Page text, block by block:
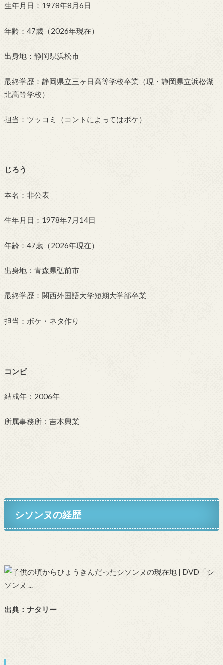
生年月日：1978年8月6日
年齢：47歳（2026年現在）
出身地：静岡県浜松市
最終学歴：静岡県立三ヶ日高等学校卒業（現・静岡県立浜松湖
北高等学校）
担当：ツッコミ（コントによってはボケ）
じろう
本名：非公表
生年月日：1978年7月14日
年齢：47歳（2026年現在）
出身地：青森県弘前市
最終学歴：関西外国語大学短期大学部卒業
担当：ボケ・ネタ作り
コンビ
結成年：2006年
所属事務所：吉本興業
シソンヌの経歴
出典：ナタリー